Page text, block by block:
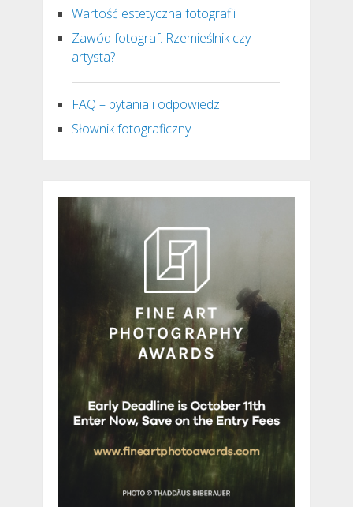
Wartość estetyczna fotografii
Zawód fotograf. Rzemieślnik czy
artysta?
FAQ – pytania i odpowiedzi
Słownik fotograficzny